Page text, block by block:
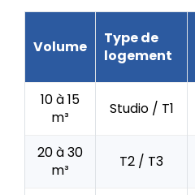
Volume
Type de
logement
10 à 15
m³
Studio / T1
20 à 30
m³
T2 / T3